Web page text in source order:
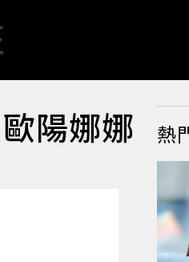
陽娜娜
熱